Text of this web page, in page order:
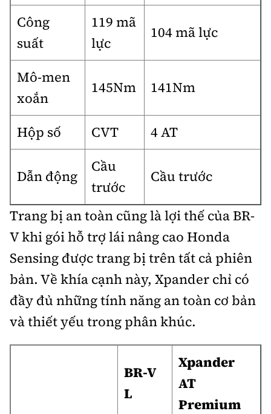
Công
suất
119 mã
lực
104 mã lực
Mô-men
xoắn
145Nm 141Nm
Hộp số CVT 4 AT
Dẫn động
Cầu
trước
Cầu trước
Trang bị an toàn cũng là lợi thế của BR-
V khi gói hỗ trợ lái nâng cao Honda
Sensing được trang bị trên tất cả phiên
bản. Về khía cạnh này, Xpander chỉ có
đầy đủ những tính năng an toàn cơ bản
và thiết yếu trong phân khúc.
BR-V
L
Xpander
AT
Premium